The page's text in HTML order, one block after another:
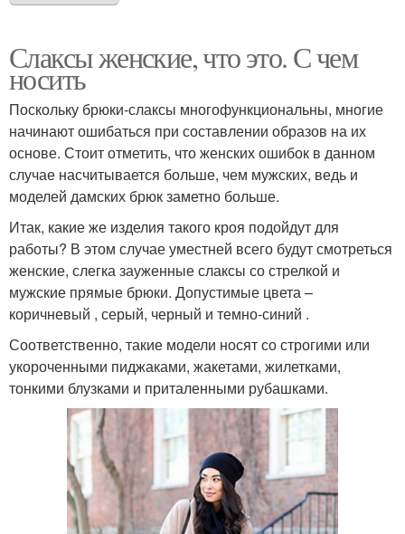
Слаксы женские, что это. С чем
носить
Поскольку брюки-слаксы многофункциональны, многие
начинают ошибаться при составлении образов на их
основе. Стоит отметить, что женских ошибок в данном
случае насчитывается больше, чем мужских, ведь и
моделей дамских брюк заметно больше.
Итак, какие же изделия такого кроя подойдут для
работы? В этом случае уместней всего будут смотреться
женские, слегка зауженные слаксы со стрелкой и
мужские прямые брюки. Допустимые цвета –
коричневый , серый, черный и темно-синий .
Соответственно, такие модели носят со строгими или
укороченными пиджаками, жакетами, жилетками,
тонкими блузками и приталенными рубашками.